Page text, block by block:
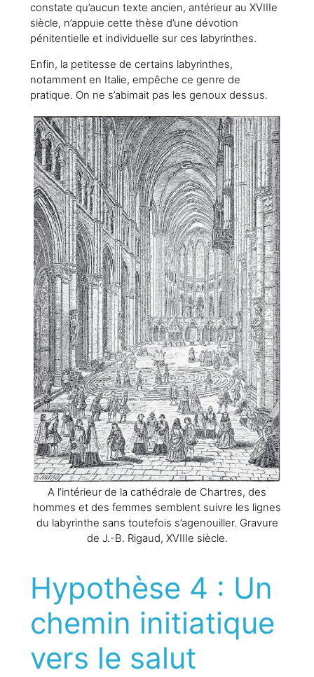
constate qu’aucun texte ancien, antérieur au XVIIIe
siècle, n’appuie cette thèse d’une dévotion
pénitentielle et individuelle sur ces labyrinthes.
Enfin, la petitesse de certains labyrinthes,
notamment en Italie, empêche ce genre de
pratique. On ne s’abimait pas les genoux dessus.
A l’intérieur de la cathédrale de Chartres, des
hommes et des femmes semblent suivre les lignes
du labyrinthe sans toutefois s’agenouiller. Gravure
de J.-B. Rigaud, XVIIIe siècle.
Hypothèse 4 : Un
chemin initiatique
vers le salut